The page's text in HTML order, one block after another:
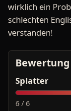
wirklich ein
schlechten
verstanden!
Bewertung
Splatter
6 / 6